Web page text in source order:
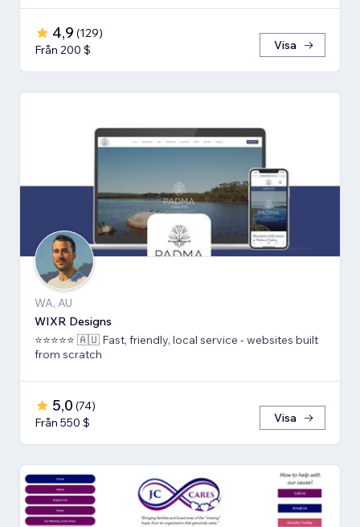
4,9 (129)
Från 200 $
Visa
WA, AU
WIXR Designs
⭐️⭐️⭐️⭐️⭐️ 🇦🇺 Fast, friendly, local service - websites built
from scratch
5,0 (74)
Från 550 $
Visa